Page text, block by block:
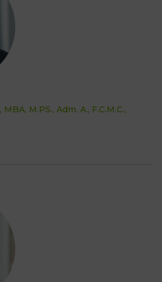
M.PS., Adm. A., F.C.M.C.,